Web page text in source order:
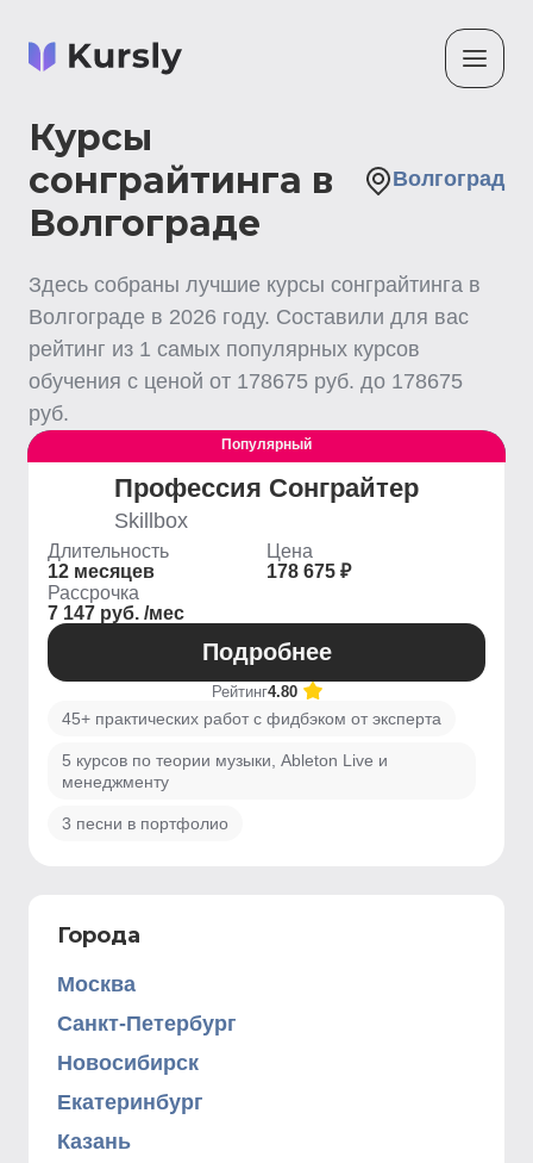
Курсы
сонграйтинга в
Волгограде
Волгоград
Здесь собраны лучшие курсы сонграйтинга в
Волгограде в 2026 году. Составили для вас
рейтинг из 1 самых популярных курсов
обучения с ценой от 178675 руб. до 178675
руб.
Выгодный
Популярный
Профессия Сонграйтер
Skillbox
Длительность
12 месяцев
Цена
178 675 ₽
Рассрочка
7 147 руб. /мес
Подробнее
Рейтинг4.80
45+ практических работ с фидбэком от эксперта
5 курсов по теории музыки, Ableton Live и
менеджменту
3 песни в портфолио
Города
Москва
Санкт-Петербург
Новосибирск
Екатеринбург
Казань